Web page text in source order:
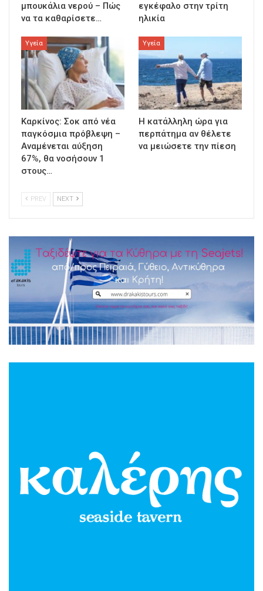
μπουκάλια νερού – Πώς
να τα καθαρίσετε…
εγκέφαλο στην τρίτη
ηλικία
Υγεία
Καρκίνος: Σοκ από νέα
παγκόσμια πρόβλεψη –
Αναμένεται αύξηση
67%, θα νοσήσουν 1
στους…
Υγεία
Η κατάλληλη ώρα για
περπάτημα αν θέλετε
να μειώσετε την πίεση
PREV NEXT